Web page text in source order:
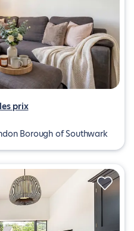
prix
Borough of Southwark